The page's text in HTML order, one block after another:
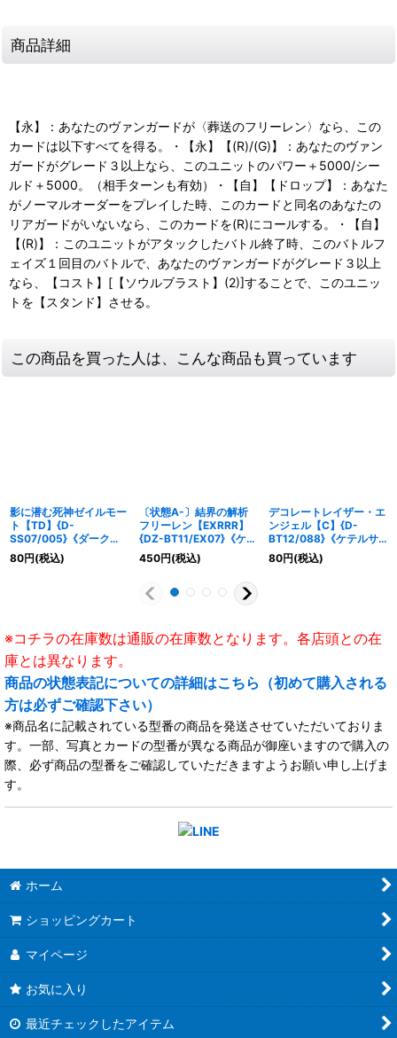
商品詳細
【永】：あなたのヴァンガードが〈葬送のフリーレン〉なら、この
カードは以下すべてを得る。・【永】【(R)/(G)】：あなたのヴァン
ガードがグレード３以上なら、このユニットのパワー＋5000/シー
ルド＋5000。（相手ターンも有効）・【自】【ドロップ】：あなた
がノーマルオーダーをプレイした時、このカードと同名のあなたの
リアガードがいないなら、このカードを(R)にコールする。・【自】
【(R)】：このユニットがアタックしたバトル終了時、このバトルフ
ェイズ１回目のバトルで、あなたのヴァンガードがグレード３以上
なら、【コスト】[【ソウルブラスト】(2)]することで、このユニッ
トを【スタンド】させる。
この商品を買った人は、こんな商品も買っています
影に潜む死神ゼイルモー
ト【TD】{D-
SS07/005}《ダークス
テイツ》
80円(税込)
〔状態A-〕結界の解析
フリーレン【EXRRR】
{DZ-BT11/EX07}《ケテ
ルサンクチュアリ》
450円(税込)
デコレートレイザー・エ
ンジェル【C】{D-
BT12/088}《ケテルサ
ンクチュアリ》
80円(税込)
※コチラの在庫数は通販の在庫数となります。各店頭との在
庫とは異なります。
商品の状態表記についての詳細はこちら（初めて購入される
方は必ずご確認下さい）
※商品名に記載されている型番の商品を発送させていただいておりま
す。一部、写真とカードの型番が異なる商品が御座いますので購入の
際、必ず商品の型番をご確認していただきますようお願い申し上げま
す。
ホーム
ショッピングカート
マイページ
お気に入り
最近チェックしたアイテム